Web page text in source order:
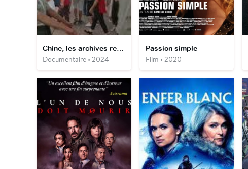
Chine, les archives retrouvées
Documentaire • 2024
Passion simple
Film • 2020